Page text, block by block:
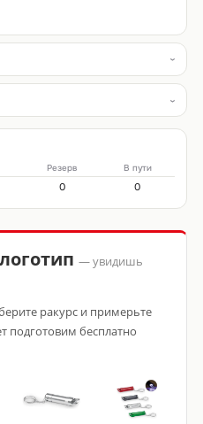
Резерв В пути
0 0
— увидишь
ракурс и примерьте
подготовим бесплатно